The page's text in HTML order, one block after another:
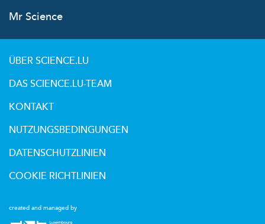
Mr Science
created and managed by
ÜBER SCIENCE.LU
DAS SCIENCE.LU-TEAM
KONTAKT
NUTZUNGSBEDINGUNGEN
DATENSCHUTZLINIEN
COOKIE RICHTLINIEN